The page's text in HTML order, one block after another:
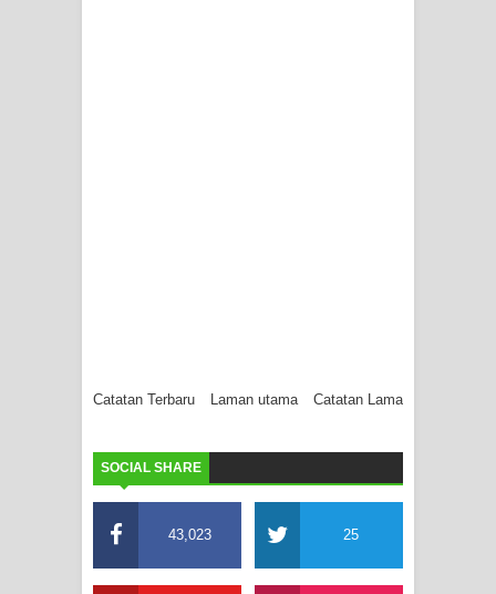
Catatan Terbaru Catatan Lama
Laman utama
SOCIAL SHARE
43,023 25